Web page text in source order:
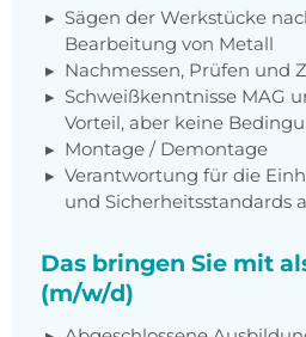
Sägen der Werkstücke
Bearbeitung von Metall
Nachmessen, Prüfen und
Schweißkenntnisse MAG
Vorteil, aber keine
Montage / Demontage
Verantwortung für die
und Sicherheitsstandards
Das bringen Sie mit
(m/w/d)